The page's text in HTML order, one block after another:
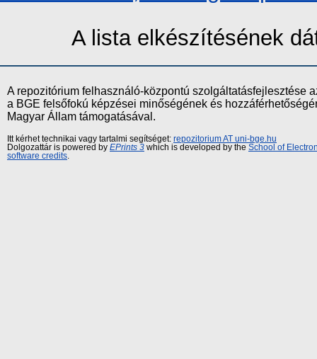
A lista elkészítésének
A repozitórium felhasználó-központú szolgáltatásfejlesztése
a BGE felsőfokú képzései minőségének és
Magyar Állam támogatásával.
Itt kérhet technikai vagy tartalmi segítséget: repozitorium AT uni-bge.hu
Dolgozattár is powered by EPrints 3 which is developed by the School of
software credits